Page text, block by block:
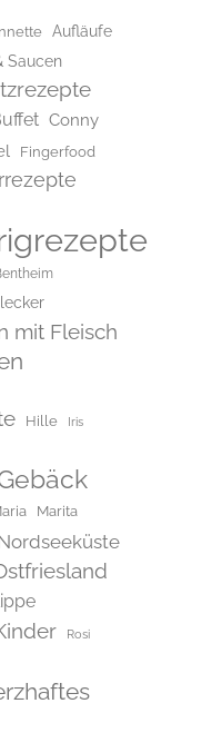
Aufläufe
Saucen
Conny
Fingerfood
mit Fleisch
Hille Iris
Marita
Rosi